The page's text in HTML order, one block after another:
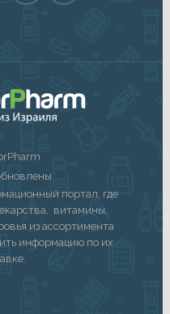
портал, где
витамины,
из ассортимента
информацию по их